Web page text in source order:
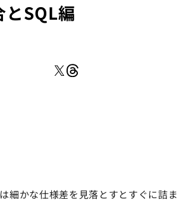
SQL編
細かな仕様差を見落とすとすぐに詰ま